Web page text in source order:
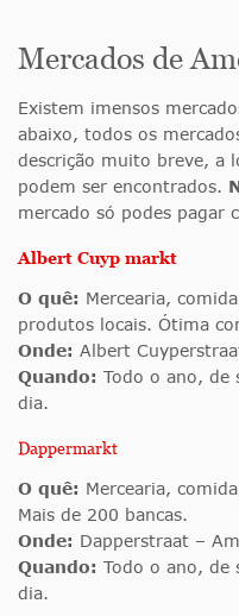
Mercados de
Existem imensos
abaixo, todos os
descrição muito breve, a
podem ser encontrados.
mercado só podes pagar
Albert Cuyp markt
O quê: Mercearia,
produtos locais. Ótima
Onde: Albert
Quando: Todo o ano, de
dia.
Dappermarkt
O quê: Mercearia,
Mais de 200 bancas.
Onde: Dapperstraat –
Quando: Todo o ano, de
dia.